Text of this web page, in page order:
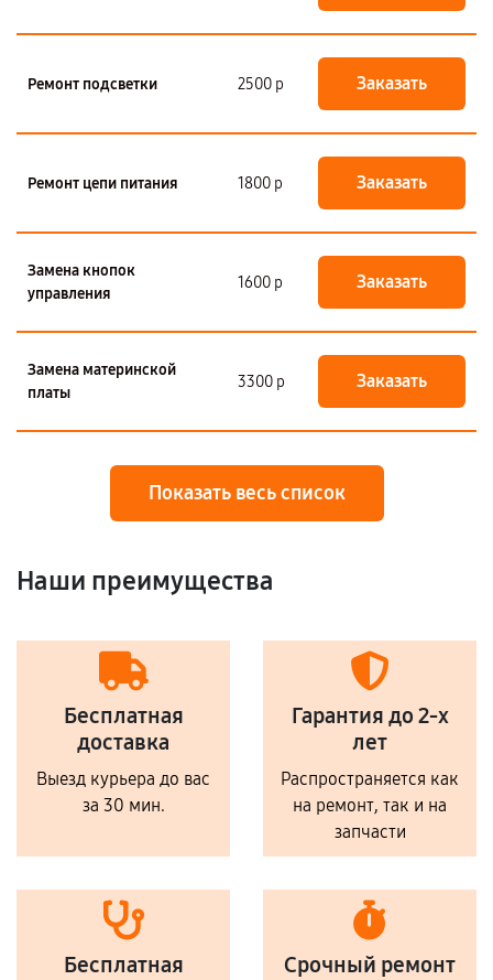
Ремонт подсветки 2500 р Заказать
Ремонт цепи питания 1800 р Заказать
Замена кнопок
управления
1600 р Заказать
Замена материнской
платы
3300 р Заказать
Показать весь список
Наши преимущества
Бесплатная
доставка
Выезд курьера до вас
за 30 мин.
Гарантия до 2-х
лет
Распространяется как
на ремонт, так и на
запчасти
Бесплатная
Срочный ремонт